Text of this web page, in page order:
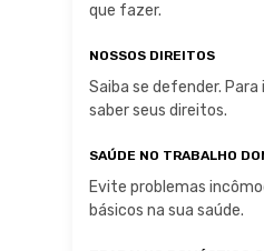
que fazer.
NOSSOS DIREITOS
Saiba se defender.
saber seus direitos.
SAÚDE NO TRABALHO
Evite problemas
básicos na sua saúde.